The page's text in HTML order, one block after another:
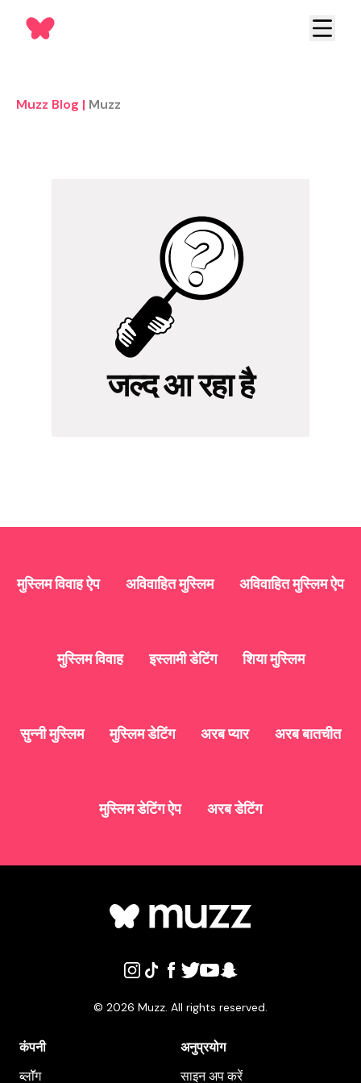
Muzz Blog | Muzz
जल्द आ रहा है
मुस्लिम विवाह ऐप अविवाहित मुस्लिम अविवाहित मुस्लिम ऐप
मुस्लिम विवाह इस्लामी डेटिंग शिया मुस्लिम
सुन्नी मुस्लिम मुस्लिम डेटिंग अरब प्यार अरब बातचीत
मुस्लिम डेटिंग ऐप अरब डेटिंग
© 2026 Muzz. All rights reserved.
कंपनी
ब्लाॅॅॅग
अनुप्रयोग
साइन अप करें